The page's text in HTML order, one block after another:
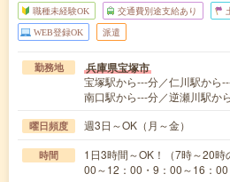
職種未経験OK 交通費別途支給あり
WEB登録OK 派遣
勤務地 兵庫県宝塚市
宝塚駅から---分／仁川駅から
南口駅から---分／逆瀬川駅か
曜日頻度 週3日～OK（月～金）
時間
1日3時間～OK！（7時～20
00～12：00・9：00～16：